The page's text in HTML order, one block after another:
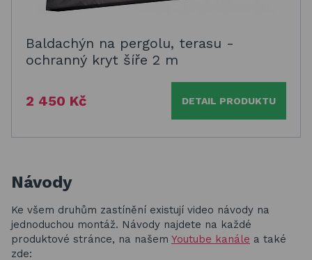
Baldachýn na pergolu, terasu -
ochranný kryt šíře 2 m
2 450 Kč DETAIL PRODUKTU
Návody
Ke všem druhům zastínění existují video návody na
jednoduchou montáž. Návody najdete na každé
produktové stránce, na našem Youtube kanále a také
zde: